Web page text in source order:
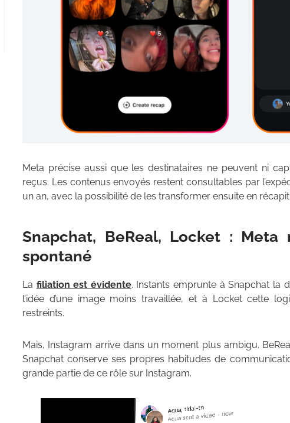
Meta précise aussi que les destinataires ne peuvent ni
reçus. Les contenus envoyés restent consultables par
un an, avec la possibilité de les transformer ensuite en
Snapchat, BeReal, Locket :
spontané
La filiation est évidente. Instants emprunte à Snapchat la
l’idée d’une image moins travaillée, et à Locket cette
restreints.
Mais, Instagram arrive dans un moment plus ambigu.
Snapchat conserve ses propres habitudes de
grande partie de ce rôle sur Instagram.